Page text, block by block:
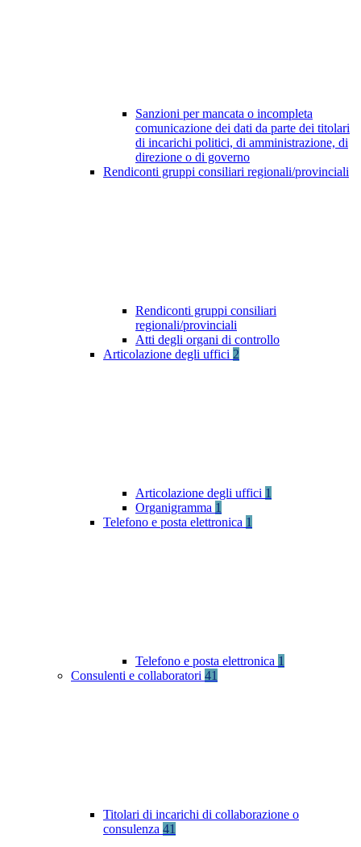
Sanzioni per mancata o incompleta
comunicazione dei dati da parte dei titolari
di incarichi politici, di amministrazione, di
direzione o di governo
Rendiconti gruppi consiliari regionali/provinciali
Rendiconti gruppi consiliari
regionali/provinciali
Atti degli organi di controllo
Articolazione degli uffici 2
Articolazione degli uffici 1
Organigramma 1
Telefono e posta elettronica 1
Telefono e posta elettronica 1
Consulenti e collaboratori 41
Titolari di incarichi di collaborazione o
consulenza 41